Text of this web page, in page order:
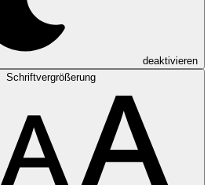
deaktivieren
Schriftvergrößerung